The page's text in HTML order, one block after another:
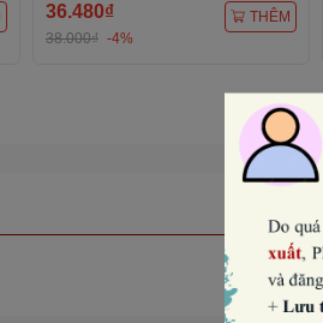
36.480₫
38.000₫ -4%
THÊM